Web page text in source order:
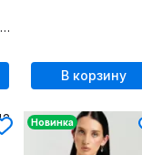
В корзину
Новинка